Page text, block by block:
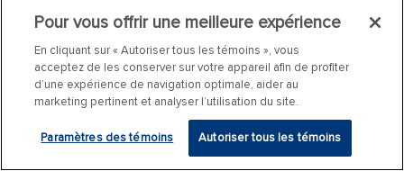
Pour vous offrir une meilleure expérience
En cliquant sur « Autoriser tous les témoins », vous
acceptez de les conserver sur votre appareil afin de profiter
d’une expérience de navigation optimale, aider au
marketing pertinent et analyser l’utilisation du site.
Paramètres des témoins Autoriser tous les témoins